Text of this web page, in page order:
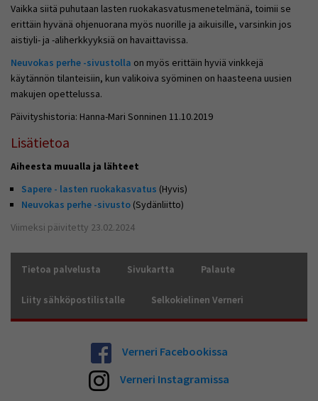
Vaikka siitä puhutaan lasten ruokakasvatusmenetelmänä, toimii se
erittäin hyvänä ohjenuorana myös nuorille ja aikuisille, varsinkin jos
aistiyli- ja -aliherkkyyksiä on havaittavissa.
Neuvokas perhe -sivustolla on myös erittäin hyviä vinkkejä
käytännön tilanteisiin, kun valikoiva syöminen on haasteena uusien
makujen opettelussa.
Päivityshistoria: Hanna-Mari Sonninen 11.10.2019
Lisätietoa
Aiheesta muualla ja lähteet
Sapere - lasten ruokakasvatus (Hyvis)
Neuvokas perhe -sivusto (Sydänliitto)
Viimeksi päivitetty 23.02.2024
Tietoa palvelusta Sivukartta Palaute
Liity sähköpostilistalle Selkokielinen Verneri
Verneri Facebookissa
Verneri Instagramissa